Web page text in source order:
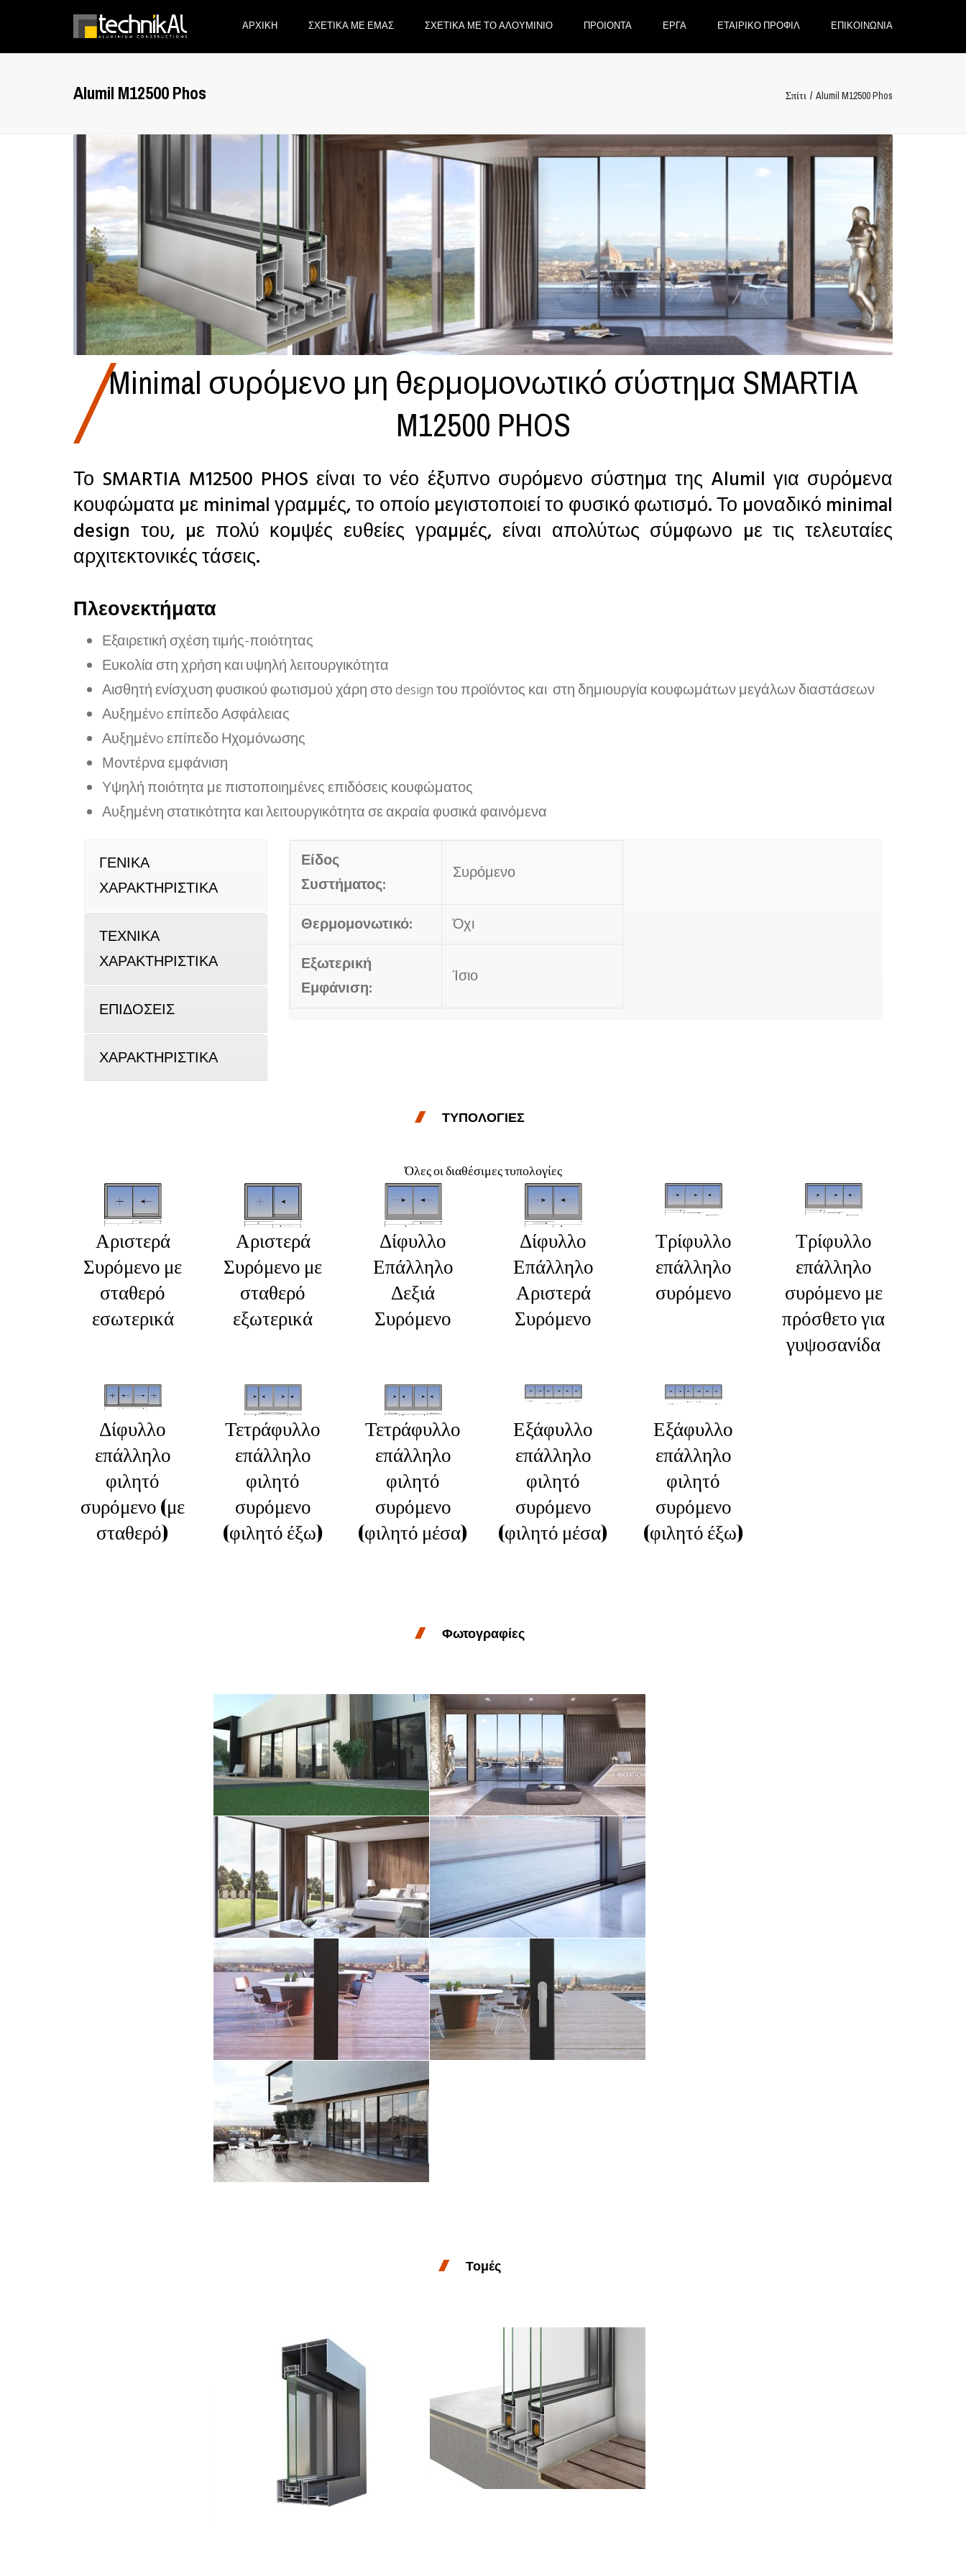
ΑΡΧΙΚΗ ΣΧΕΤΙΚΑ ΜΕ ΕΜΑΣ ΣΧΕΤΙΚΑ ΜΕ ΤΟ ΑΛΟΥΜΙΝΙΟ ΠΡΟΙΟΝΤΑ ΕΡΓΑ ΕΤΑΙΡΙΚΟ ΠΡΟΦΙΛ ΕΠΙΚΟΙΝΩΝΙΑ
Alumil M12500 Phos Σπίτι Alumil M12500 Phos
Minimal συρόμενο μη θερμομονωτικό σύστημα SMARTIA
M12500 PHOS
Το SMARTIA M12500 PHOS είναι το νέο έξυπνο συρόµενο σύστηµα της Alumil για συρόµενα
κουφώµατα µε minimal γραµµές, το οποίο µεγιστοποιεί το φυσικό φωτισµό. Το µοναδικό minimal
design του, µε πολύ κοµψές ευθείες γραµµές, είναι απολύτως σύµφωνο µε τις τελευταίες
αρχιτεκτονικές τάσεις.
Πλεονεκτήματα
Εξαιρετική σχέση τιμής-ποιότητας
Ευκολία στη χρήση και υψηλή λειτουργικότητα
Αισθητή ενίσχυση φυσικού φωτισμού χάρη στο design του προϊόντος και στη δημιουργία κουφωμάτων μεγάλων διαστάσεων
Αυξημένo επίπεδο Ασφάλειας
Αυξημένo επίπεδο Ηχομόνωσης
Μοντέρνα εμφάνιση
Υψηλή ποιότητα με πιστοποιημένες επιδόσεις κουφώματος
Αυξημένη στατικότητα και λειτουργικότητα σε ακραία φυσικά φαινόμενα
ΓΕΝΙΚΑ
ΧΑΡΑΚΤΗΡΙΣΤΙΚΑ
ΤΕΧΝΙΚΑ
ΧΑΡΑΚΤΗΡΙΣΤΙΚΑ
ΕΠΙΔΟΣΕΙΣ
ΧΑΡΑΚΤΗΡΙΣΤΙΚΑ
Είδος
Συστήματος:
Συρόμενο
Θερμομονωτικό:
Όχι
Εξωτερική
Εμφάνιση:
Ίσιο
ΤΥΠΟΛΟΓΙΕΣ
Όλες οι διαθέσιμες τυπολογίες
Αριστερά
Συρόμενο με
σταθερό
εσωτερικά
Αριστερά
Συρόμενο με
σταθερό
εξωτερικά
Δίφυλλο
Επάλληλο
Δεξιά
Συρόμενο
Δίφυλλο
Επάλληλο
Αριστερά
Συρόμενο
Τρίφυλλο
επάλληλο
συρόμενο
Τρίφυλλο
επάλληλο
συρόμενο με
πρόσθετο για
γυψοσανίδα
Δίφυλλο
επάλληλο
φιλητό
συρόμενο (με
σταθερό)
Τετράφυλλο
επάλληλο
φιλητό
συρόμενο
(φιλητό έξω)
Τετράφυλλο
επάλληλο
φιλητό
συρόμενο
(φιλητό μέσα)
Εξάφυλλο
επάλληλο
φιλητό
συρόμενο
(φιλητό μέσα)
Εξάφυλλο
επάλληλο
φιλητό
συρόμενο
(φιλητό έξω)
Φωτογραφίες
Τομές